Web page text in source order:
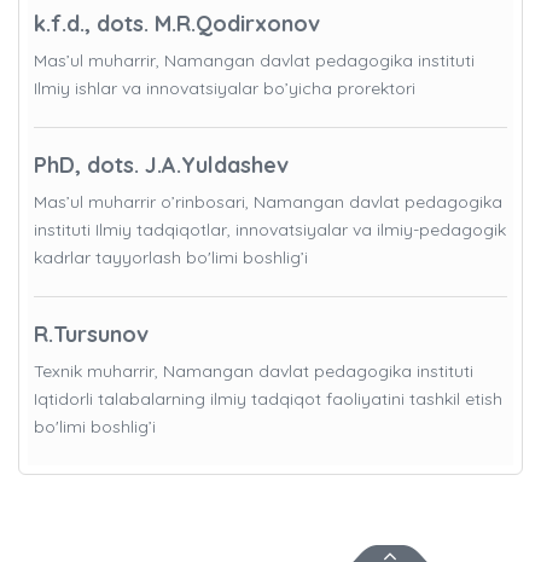
k.f.d., dots. M.R.Qodirxonov
Mas’ul muharrir, Namangan davlat pedagogika instituti
Ilmiy ishlar va innovatsiyalar bo’yicha prorektori
PhD, dots. J.A.Yuldashev
Mas’ul muharrir o’rinbosari, Namangan davlat pedagogika
instituti Ilmiy tadqiqotlar, innovatsiyalar va ilmiy-pedagogik
kadrlar tayyorlash bo'limi boshlig’i
R.Tursunov
Texnik muharrir, Namangan davlat pedagogika instituti
Iqtidorli talabalarning ilmiy tadqiqot faoliyatini tashkil etish
bo'limi boshlig’i